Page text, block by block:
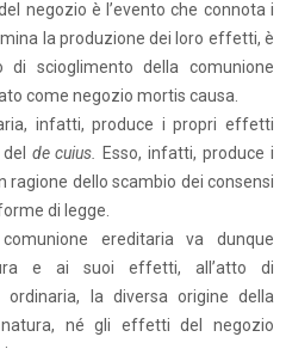
negozio è l’evento che connota i
la produzione dei loro effetti, è
scioglimento della comunione
come negozio mortis causa.
infatti, produce i propri effetti
de cuius.
Esso, infatti, produce i
dello scambio dei consensi
di legge.
ereditaria va dunque
e ai suoi effetti, all’atto di
ordinaria, la diversa origine della
né gli effetti del negozio